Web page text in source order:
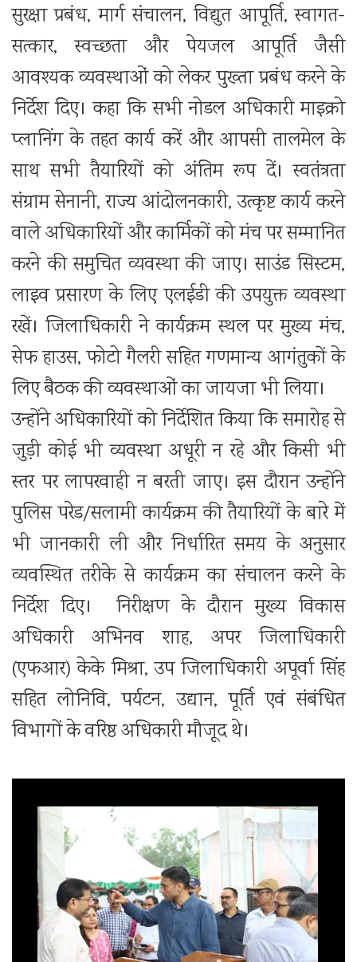
सुरक्षा प्रबंध, मार्ग संचालन, विद्युत आपूर्ति, स्वागत-
सत्कार, स्वच्छता और पेयजल आपूर्ति जैसी
आवश्यक व्यवस्थाओं को लेकर पुख्ता प्रबंध करने के
निर्देश दिए। कहा कि सभी नोडल अधिकारी माइक्रो
प्लानिंग के तहत कार्य करें और आपसी तालमेल के
साथ सभी तैयारियों को अंतिम रूप दें। स्वतंत्रता
संग्राम सेनानी, राज्य आंदोलनकारी, उत्कृष्ट कार्य करने
वाले अधिकारियों और कार्मिकों को मंच पर सम्मानित
करने की समुचित व्यवस्था की जाए। साउंड सिस्टम,
लाइव प्रसारण के लिए एलईडी की उपयुक्त व्यवस्था
रखें। जिलाधिकारी ने कार्यक्रम स्थल पर मुख्य मंच,
सेफ हाउस, फोटो गैलरी सहित गणमान्य आगंतुकों के
लिए बैठक की व्यवस्थाओं का जायजा भी लिया।
उन्होंने अधिकारियों को निर्देशित किया कि समारोह से
जुड़ी कोई भी व्यवस्था अधूरी न रहे और किसी भी
स्तर पर लापरवाही न बरती जाए। इस दौरान उन्होंने
पुलिस परेड/सलामी कार्यक्रम की तैयारियों के बारे में
भी जानकारी ली और निर्धारित समय के अनुसार
व्यवस्थित तरीके से कार्यक्रम का संचालन करने के
निर्देश दिए। निरीक्षण के दौरान मुख्य विकास
अधिकारी अभिनव शाह, अपर जिलाधिकारी
(एफआर) केके मिश्रा, उप जिलाधिकारी अपूर्वा सिंह
सहित लोनिवि, पर्यटन, उद्यान, पूर्ति एवं संबंधित
विभागों के वरिष्ठ अधिकारी मौजूद थे।